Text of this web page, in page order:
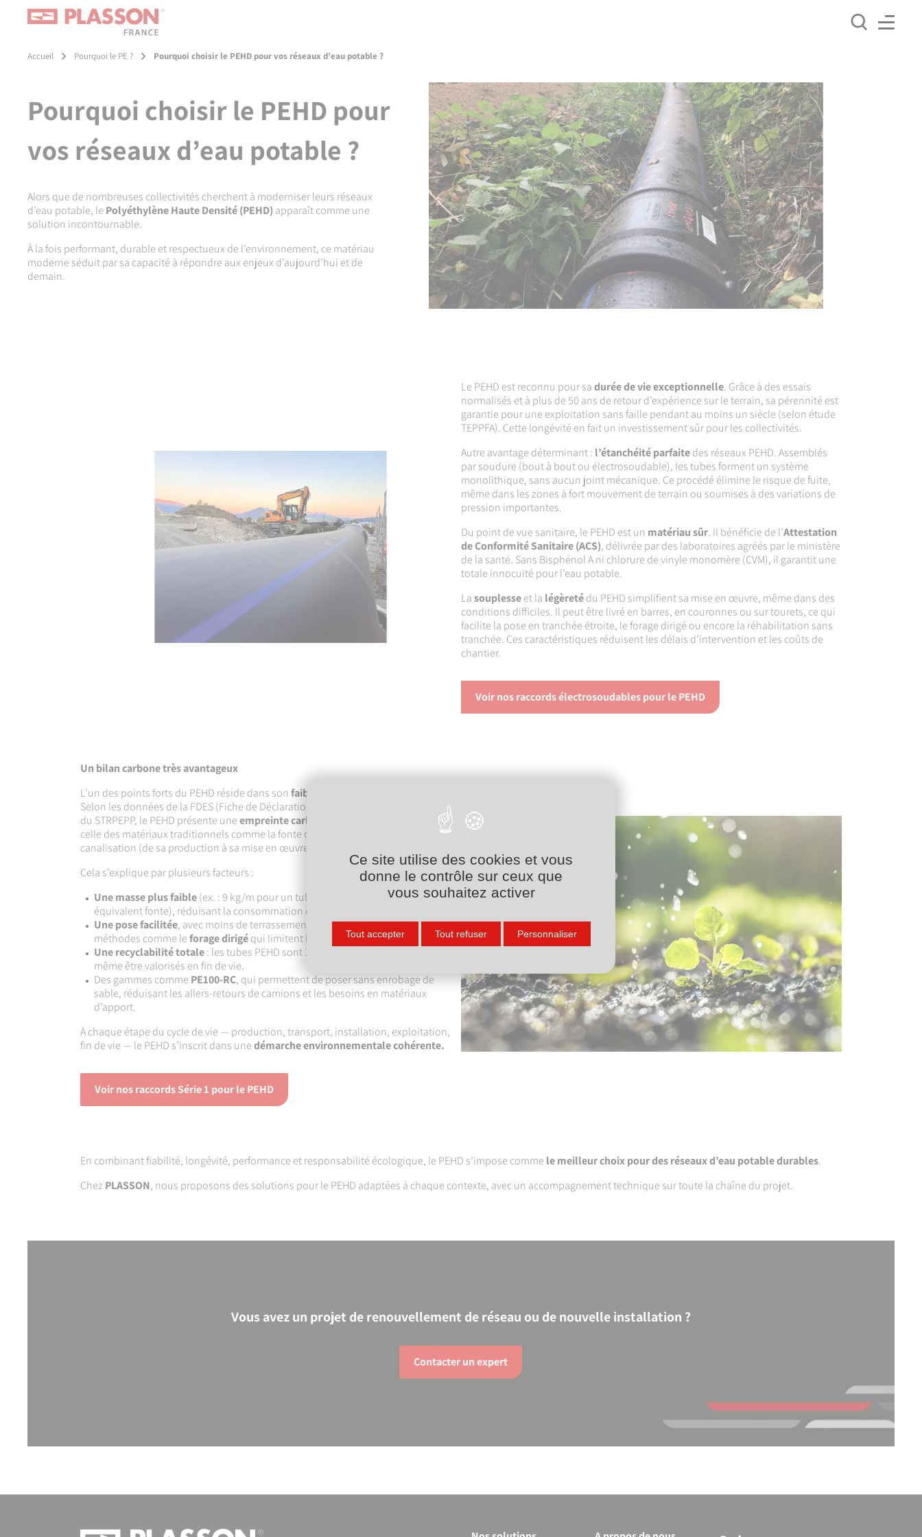
Accueil Pourquoi le PE ? Pourquoi choisir le PEHD pour vos réseaux d’eau potable ?
Pourquoi choisir le PEHD pour
vos réseaux d’eau potable ?
Alors que de nombreuses collectivités cherchent à moderniser leurs réseaux
d’eau potable, le Polyéthylène Haute Densité (PEHD) apparaît comme une
solution incontournable.
À la fois performant, durable et respectueux de l’environnement, ce matériau
moderne séduit par sa capacité à répondre aux enjeux d’aujourd’hui et de
demain.
Le PEHD est reconnu pour sadurée de vie exceptionnelle. Grâce à des essais
normalisés et à plus de 50 ans de retour d’expérience sur le terrain, sa pérennité est
garantie pour une exploitation sans faille pendant au moins un siècle (selon étude
TEPPFA). Cette longévité en fait un investissement sûr pour les collectivités.
Autre avantage déterminant : l’étanchéité parfaitedes réseaux PEHD. Assemblés
par soudure (bout à bout ou électrosoudable), les tubes forment un système
monolithique, sans aucun joint mécanique. Ce procédé élimine le risque de fuite,
même dans les zones à fort mouvement de terrain ou soumises à des variations de
pression importantes.
Du point de vue sanitaire, le PEHD est un matériau sûr. Il bénéficie de l’Attestation
de Conformité Sanitaire (ACS), délivrée par des laboratoires agréés par le ministère
de la santé. Sans Bisphénol A ni chlorure de vinyle monomère (CVM), il garantit une
totale innocuité pour l’eau potable.
Lasouplesseet la légèretédu PEHD simplifient sa mise en œuvre, même dans des
conditions difficiles. Il peut être livré en barres, en couronnes ou sur tourets, ce qui
facilite la pose en tranchée étroite, le forage dirigé ou encore la réhabilitation sans
tranchée. Ces caractéristiques réduisent les délais d’intervention et les coûts de
chantier.
Voir nos raccords électrosoudables pour le PEHD
Un bilan carbone très avantageux
L’un des points forts du PEHD réside dans sonfaible impact environnemental
Selon les données de la FDES (Fiche de Déclaration Environnementale et Sanitaire)
du STRPEPP, le PEHD présente uneempreinte carbone deux à cinq fois inférieureà
celle des matériaux traditionnels comme la fonte ductile, pour un mètre linéaire de
canalisation (de sa production à sa mise en œuvre).
Cela s’explique par plusieurs facteurs :
Une masse plus faible(ex. : 9 kg/m pour un tube PEHD contre 33 kg/m pour un
équivalent fonte), réduisant la consommation d’énergie liée au transport.
Une pose facilitée, avec moins de terrassement, moins de matériel, et des
méthodes comme leforage dirigéqui limitent les émissions sur chantier.
Une recyclabilité totale: les tubes PEHD sont 100 % recyclables et peuvent
même être valorisés en fin de vie.
Des gammes comme PE100-RC, qui permettent de poser sans enrobage de
sable, réduisant les allers-retours de camions et les besoins en matériaux
d’apport.
À chaque étape du cycle de vie — production, transport, installation, exploitation,
fin de vie — le PEHD s’inscrit dans unedémarche environnementale cohérente.
Voir nos raccords Série 1 pour le PEHD
En combinant fiabilité, longévité, performance et responsabilité écologique, le PEHD s’impose comme le meilleur choix pour des réseaux d’eau potable durables.
Chez PLASSON, nous proposons des solutions pour le PEHD adaptées à chaque contexte, avec un accompagnement technique sur toute la chaîne du projet.
Vous avez un projet de renouvellement de réseau ou de nouvelle installation ?
Contacter un expert
Ce site utilise des cookies et vous
donne le contrôle sur ceux que
vous souhaitez activer
Tout accepter Tout refuser Personnaliser